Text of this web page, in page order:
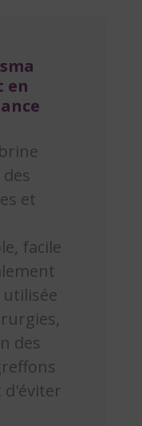
en
et
facile
des
d'éviter